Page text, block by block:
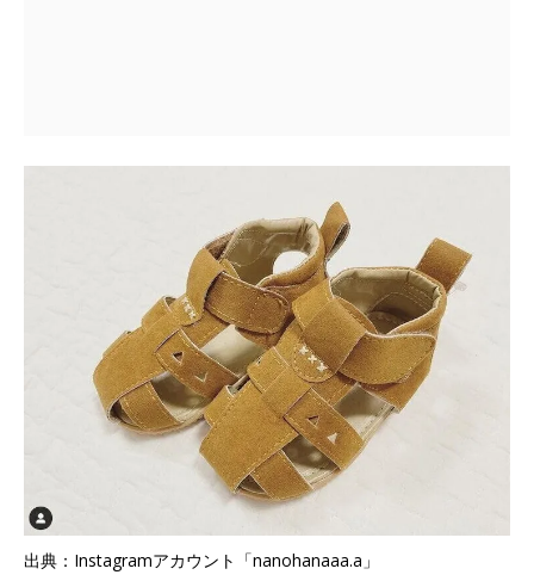
出典：Instagramアカウント「nanohanaaa.a」